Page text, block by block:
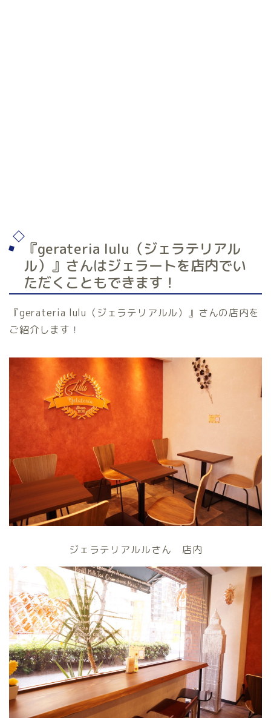
『gerateria lulu（ジェラテリアル
ル）』さんはジェラートを店内でい
ただくこともできます！
『gerateria lulu（ジェラテリアルル）』さんの店内を
ご紹介します！
ジェラテリアルルさん 店内